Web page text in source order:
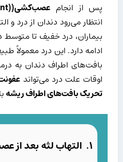
پس از انجام عصب‌کشی((Root Canal Treatment
انتظار می‌رود دندان از درد و
بیماران، درد خفیف تا متوسط
ادامه دارد. این درد معمولاً
بافت‌های اطراف دندان به
اوقات علت درد می‌تواند
تحریک بافت‌های اطراف ریشه
۱. التهاب لثه بعد از عصب‌کشی: